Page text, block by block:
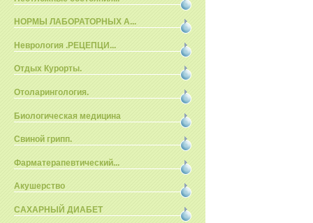
НОРМЫ ЛАБОРАТОРНЫХ А...
Неврология .РЕЦЕПЦИ...
Отдых Курорты.
Отоларингология.
Биологическая медицина
Свиной грипп.
Фарматерапевтический...
Акушерство
САХАРНЫЙ ДИАБЕТ